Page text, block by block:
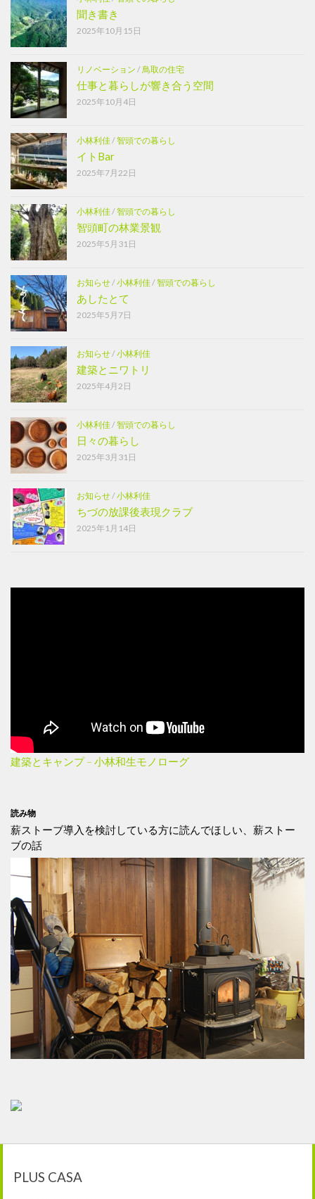
聞き書き
2025年10月15日
リノベーション / 鳥取の住宅
仕事と暮らしが響き合う空間
2025年10月4日
小林利佳/智頭での暮らし
イトBar
2025年7月22日
小林利佳/智頭での暮らし
智頭町の林業景観
2025年5月31日
お知らせ/小林利佳/智頭での暮らし
あしたとて
2025年5月7日
お知らせ/小林利佳
建築とニワトリ
2025年4月2日
小林利佳/智頭での暮らし
日々の暮らし
2025年3月31日
お知らせ/小林利佳
ちづの放課後表現クラブ
2025年1月14日
建築とキャンプ – 小林和生モノローグ
読み物
薪ストーブ導入を検討している方に読んでほしい、薪ストー
ブの話
PLUS CASA